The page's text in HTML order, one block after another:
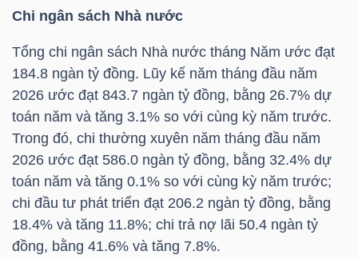
Chi ngân sách Nhà nước
Tổng chi ngân sách Nhà nước tháng Năm ước đạt
184.8 ngàn tỷ đồng. Lũy kế năm tháng đầu năm
2026 ước đạt 843.7 ngàn tỷ đồng, bằng 26.7% dự
toán năm và tăng 3.1% so với cùng kỳ năm trước.
Trong đó, chi thường xuyên năm tháng đầu năm
2026 ước đạt 586.0 ngàn tỷ đồng, bằng 32.4% dự
toán năm và tăng 0.1% so với cùng kỳ năm trước;
chi đầu tư phát triển đạt 206.2 ngàn tỷ đồng, bằng
18.4% và tăng 11.8%; chi trả nợ lãi 50.4 ngàn tỷ
đồng, bằng 41.6% và tăng 7.8%.
VĨ
NGÀNH
DOANH
NGHIỆP